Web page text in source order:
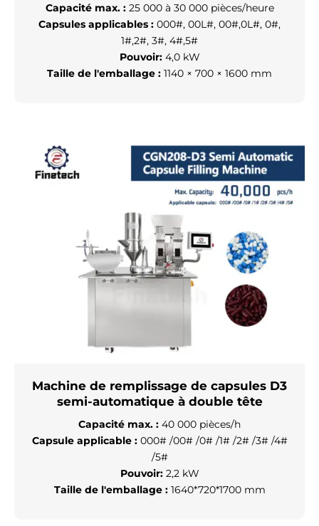
Capacité max. :25 000 à 30 000 pièces/heure
Capsules applicables : 000#, 00L#, 00#,0L#, 0#,
1#,2#, 3#, 4#,5#
Pouvoir:4,0 kW
Taille de l'emballage : 1140 × 700 × 1600 mm
Machine de remplissage de capsules D3
semi-automatique à double tête
Capacité max. : 40 000 pièces/h
Capsule applicable :000# /00# /0# /1# /2# /3# /4#
/5#
Pouvoir:2,2 kW
Taille de l'emballage :1640*720*1700 mm